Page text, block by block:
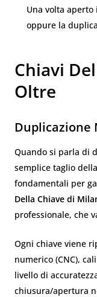
Una volta
oppure la
Chiavi
Oltre
Duplicazione
Quando si parla di
semplice taglio
fondamentali per
Della Chiave di
professionale, che
Ogni chiave viene
numerico (CNC),
livello di
chiusura/apertura